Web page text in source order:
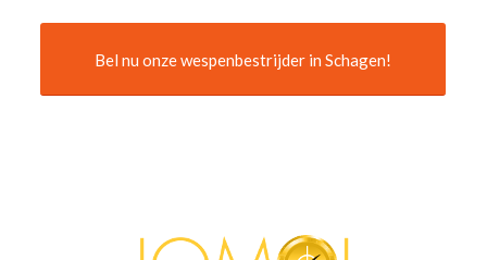
Bel nu onze wespenbestrijder in Schagen!